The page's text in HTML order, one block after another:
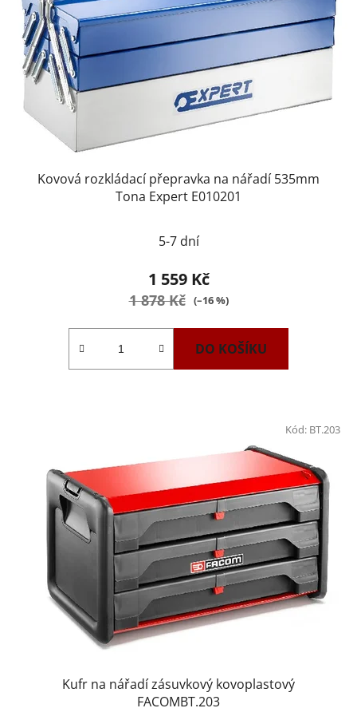
Kovová rozkládací přepravka na nářadí 535mm
Tona Expert E010201
5-7 dní
1 559 Kč
1 878 Kč (–16 %)
DO KOŠÍKU
Kufr na nářadí zásuvkový kovoplastový
FACOMBT.203
Kód: BT.203